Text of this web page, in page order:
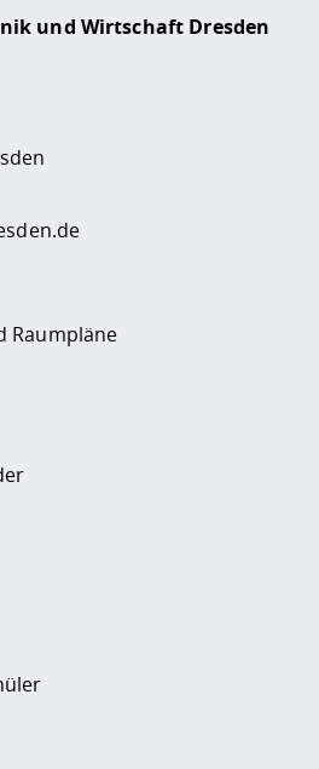
und Wirtschaft Dresden
Raumpläne